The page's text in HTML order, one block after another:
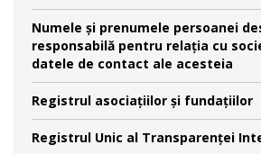
Numele şi prenumele persoanei
responsabilă pentru relaţia cu
datele de contact ale acesteia
Registrul asociațiilor și fundațiilor
Registrul Unic al Transparenței